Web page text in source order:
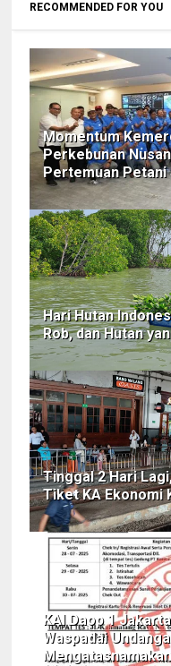
RECOMMENDED FOR YOU
Momentum
Perkebunan
Pertemuan Petani
Hari Hutan
Rob, dan Hutan
Tinggal 2 Hari
Tiket KA Ekonomi
KAI Daop 1
Waspadai